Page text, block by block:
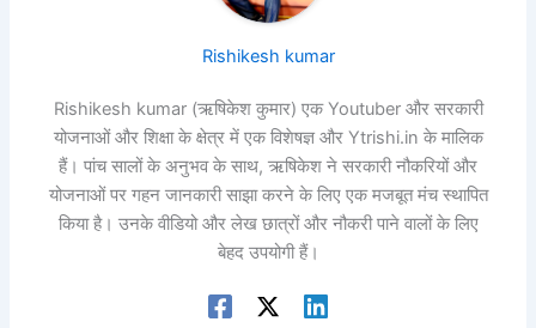
Rishikesh kumar
Rishikesh kumar (ऋषिकेश कुमार) एक Youtuber और सरकारी
योजनाओं और शिक्षा के क्षेत्र में एक विशेषज्ञ और Ytrishi.in के मालिक
हैं। पांच सालों के अनुभव के साथ, ऋषिकेश ने सरकारी नौकरियों और
योजनाओं पर गहन जानकारी साझा करने के लिए एक मजबूत मंच स्थापित
किया है। उनके वीडियो और लेख छात्रों और नौकरी पाने वालों के लिए
बेहद उपयोगी हैं।